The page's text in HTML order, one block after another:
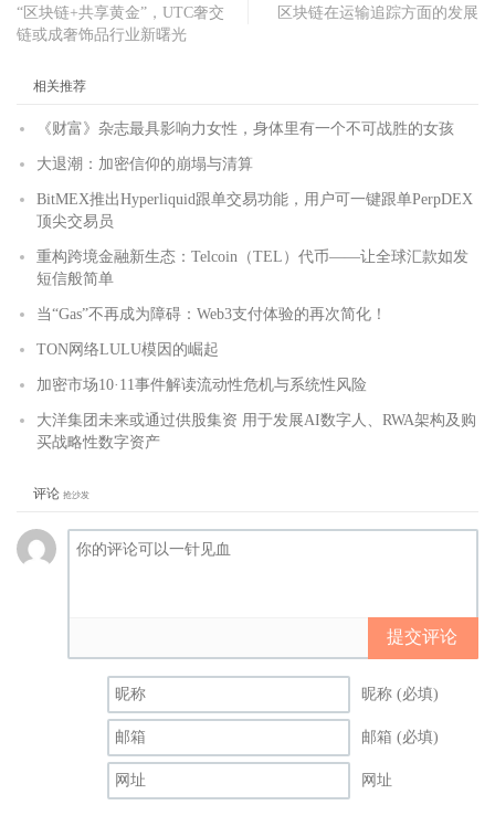
“区块链+共享黄金”，UTC奢交
链或成奢饰品行业新曙光
区块链在运输追踪方面的发展
相关推荐
《财富》杂志最具影响力女性，身体里有一个不可战胜的女孩
大退潮：加密信仰的崩塌与清算
BitMEX推出Hyperliquid跟单交易功能，用户可一键跟单PerpDEX
顶尖交易员
重构跨境金融新生态：Telcoin（TEL）代币——让全球汇款如发
短信般简单
当“Gas”不再成为障碍：Web3支付体验的再次简化！
TON网络LULU模因的崛起
加密市场10·11事件解读流动性危机与系统性风险
大洋集团未来或通过供股集资 用于发展AI数字人、RWA架构及购
买战略性数字资产
评论 抢沙发
提交评论
昵称 (必填)
邮箱 (必填)
网址